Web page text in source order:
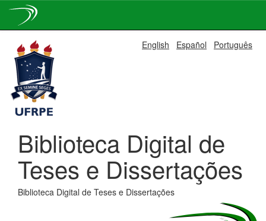
navigation
English Español Português
Biblioteca Digital de
Teses e Dissertações
Biblioteca Digital de Teses e Dissertações